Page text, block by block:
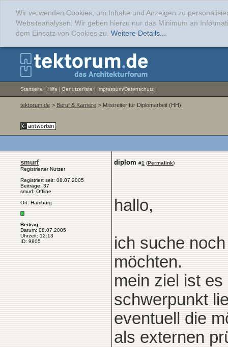
Wir verwenden Cookies, um Inhalte und Anzeigen zu
Websiteanalysen. Wir geben hierzu nur das Minimum an
dem Einsatz von Cookies zu. Weitere Details...
Startseite | Hilfe | Benutzerliste | Impressum/Datenschutz |
tektorum.de > Beruf & Karriere > Mitstreiter für Diplomarbeit (HH)
smurf
Registrierter Nutzer
Registriert seit: 08.07.2005
Beiträge: 37
smurf: Offline
Ort: Hamburg
Beitrag
Datum: 08.07.2005
Uhrzeit: 12:13
ID: 9805
diplom #1 (Permalink)
hallo,
ich suche
möchten.
mein ziel ist
schwerpunkt
eventuell die
als externen